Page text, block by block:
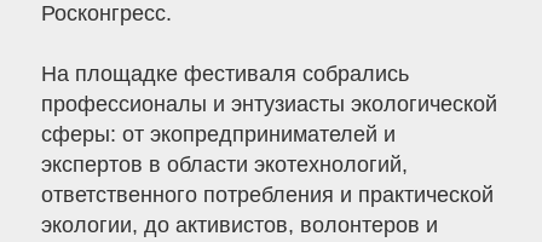
Росконгресс.
На площадке фестиваля собрались
профессионалы и энтузиасты экологической
сферы: от экопредпринимателей и
экспертов в области экотехнологий,
ответственного потребления и практической
экологии, до активистов, волонтеров и